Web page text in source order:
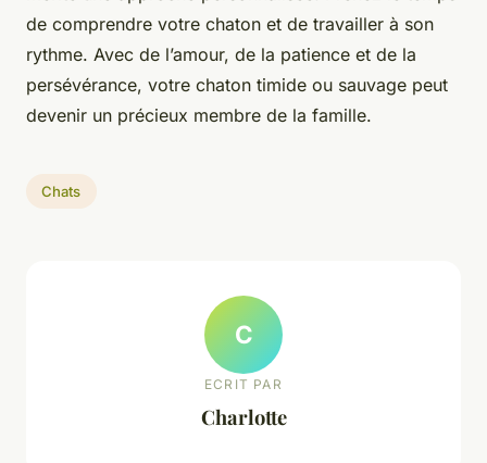
de comprendre votre chaton et de travailler à son
rythme. Avec de l’amour, de la patience et de la
persévérance, votre chaton timide ou sauvage peut
devenir un précieux membre de la famille.
Chats
C
ECRIT PAR
Charlotte